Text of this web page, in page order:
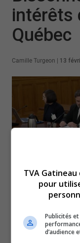
intérêts
Québec
Camille Turgeon 13
prenne en
région dans
TVA
pour
Publicités
d’audience